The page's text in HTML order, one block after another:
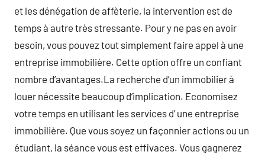
et les dénégation de affèterie, la intervention est de
temps à autre très stressante. Pour y ne pas en avoir
besoin, vous pouvez tout simplement faire appel à une
entreprise immobilière. Cette option offre un confiant
nombre d’avantages.La recherche d’un immobilier à
louer nécessite beaucoup d’implication. Economisez
votre temps en utilisant les services d’ une entreprise
immobilière. Que vous soyez un façonnier actions ou un
étudiant, la séance vous est effivaces. Vous gagnerez